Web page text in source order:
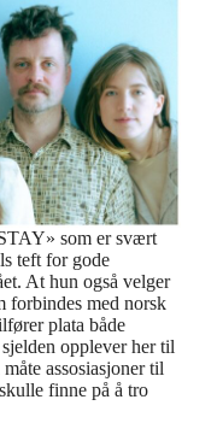
som er svært
teft for gode
At hun også velger
forbindes med norsk
plata både
opplever her til
assosiasjoner til
finne på å tro